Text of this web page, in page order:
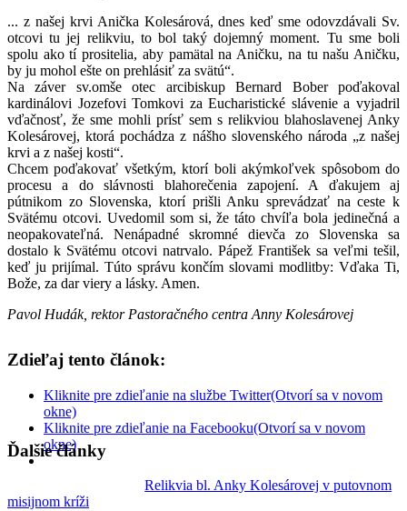
... z našej krvi Anička Kolesárová, dnes keď sme odovzdávali Sv.
otcovi tu jej relikviu, to bol taký dojemný moment. Tu sme boli
spolu ako tí prositelia, aby pamätal na Aničku, na tu našu Aničku,
by ju mohol ešte on prehlásiť za svätú“.
Na záver sv.omše otec arcibiskup Bernard Bober poďakoval
kardinálovi Jozefovi Tomkovi za Eucharistické slávenie a vyjadril
vďačnosť, že sme mohli prísť sem s relikviou blahoslavenej Anky
Kolesárovej, ktorá pochádza z nášho slovenského národa „z našej
krvi a z našej kosti“.
Chcem poďakovať všetkým, ktorí boli akýmkoľvek spôsobom do
procesu a do slávnosti blahorečenia zapojení. A ďakujem aj
pútnikom zo Slovenska, ktorí prišli Anku sprevádzať na ceste k
Svätému otcovi. Uvedomil som si, že táto chvíľa bola jedinečná a
neopakovateľná. Nenápadné skromné dievča zo Slovenska sa
dostalo k Svätému otcovi natrvalo. Pápež František sa veľmi tešil,
keď ju prijímal. Túto správu končím slovami modlitby: Vďaka Ti,
Bože, za dar viery a lásky. Amen.
Pavol Hudák, rektor Pastoračného centra Anny Kolesárovej
Zdieľaj tento článok:
Kliknite pre zdieľanie na službe Twitter(Otvorí sa v novom
okne)
Kliknite pre zdieľanie na Facebooku(Otvorí sa v novom
okne)
Ďalšie články
Relikvia bl. Anky Kolesárovej v putovnom
misijnom kríži